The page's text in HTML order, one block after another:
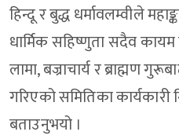
हिन्दू र बुद्ध धर्मावलम्वीले
धार्मिक सहिष्णुता सदैव
लामा, बज्राचार्य र ब्राह्मण
गरिएको समितिका
बताउनुभयो ।